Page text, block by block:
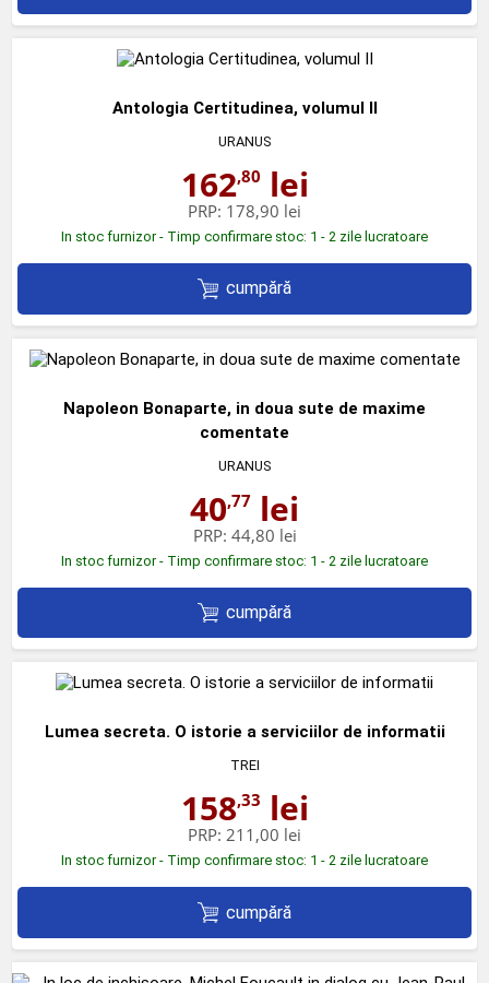
Antologia Certitudinea, volumul II
URANUS
162,80 lei
PRP: 178,90 lei
In stoc furnizor - Timp confirmare stoc: 1 - 2 zile lucratoare
cumpără
Napoleon Bonaparte, in doua sute de maxime
comentate
URANUS
40,77 lei
PRP: 44,80 lei
In stoc furnizor - Timp confirmare stoc: 1 - 2 zile lucratoare
cumpără
Lumea secreta. O istorie a serviciilor de informatii
TREI
158,33 lei
PRP: 211,00 lei
In stoc furnizor - Timp confirmare stoc: 1 - 2 zile lucratoare
cumpără